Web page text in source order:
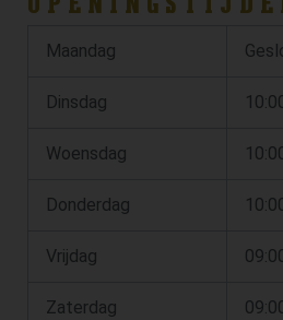
Maandag
Dinsdag
Woensdag
Donderdag
Vrijdag
Zaterdag